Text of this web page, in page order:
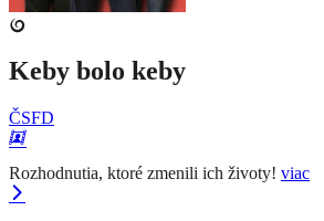
Keby bolo keby
ČSFD
Rozhodnutia, ktoré zmenili ich životy! viac